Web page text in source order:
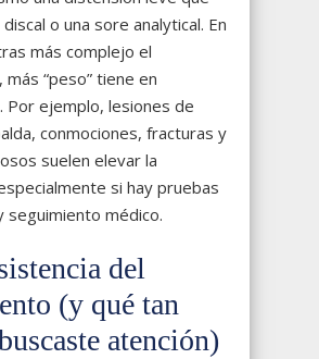
o una sore analytical. En
más complejo el
“peso” tiene en
Por ejemplo, lesiones de
conmociones, fracturas y
suelen elevar la
si hay pruebas
seguimiento médico.
del
(y qué tan
atención)